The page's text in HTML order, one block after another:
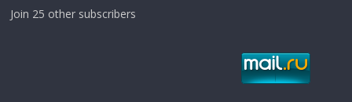
Join 25 other subscribers